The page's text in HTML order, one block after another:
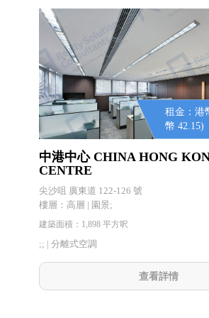
租金：港
幣 42.15)
中港中心 CHINA HONG
CENTRE
尖沙咀 廣東道 122-126 號
樓層：高層 | 園景;
建築面積：1,898 平方呎
;; | 分離式空調
查看詳情